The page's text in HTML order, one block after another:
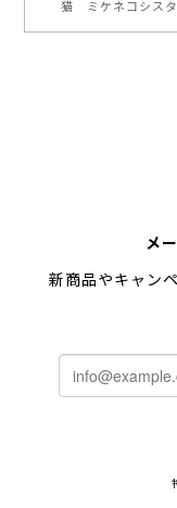
した！とても早
レゼント用だっ
猫 ミケネコシスタ
メ
新商品やキャン